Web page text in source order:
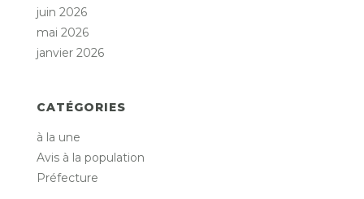
juin 2026
mai 2026
janvier 2026
CATÉGORIES
à la une
Avis à la population
Préfecture